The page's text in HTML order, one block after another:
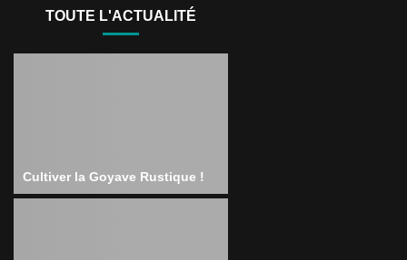
TOUTE L'ACTUALITÉ
Cultiver la Goyave Rustique !